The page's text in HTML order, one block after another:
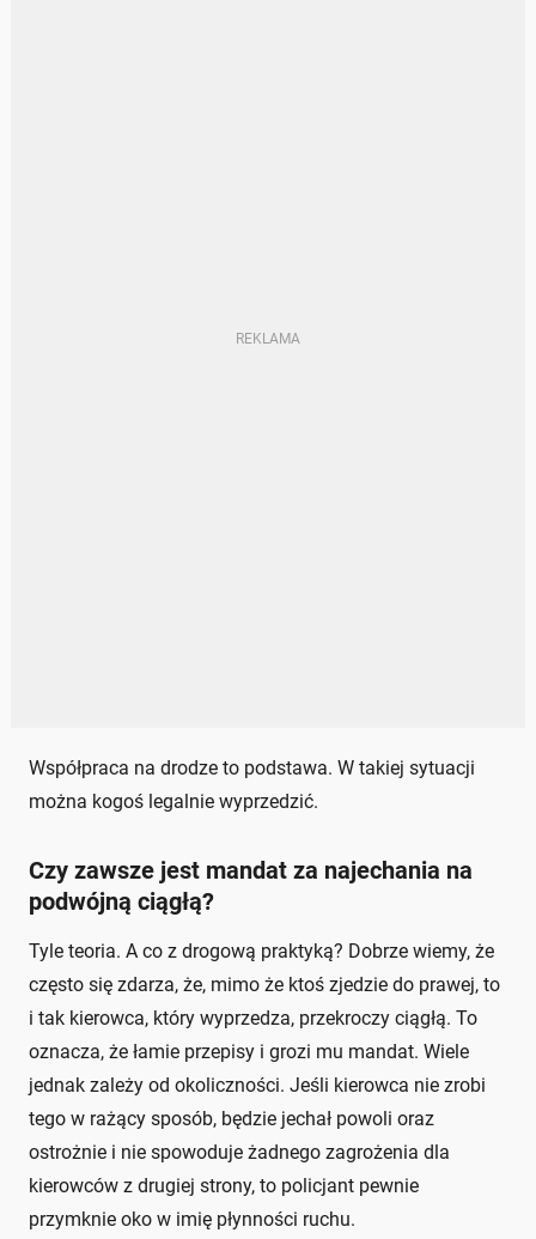
Współpraca na drodze to podstawa. W takiej sytuacji
można kogoś legalnie wyprzedzić.
Czy zawsze jest mandat za najechania na
podwójną ciągłą?
Tyle teoria. A co z drogową praktyką? Dobrze wiemy, że
często się zdarza, że, mimo że ktoś zjedzie do prawej, to
i tak kierowca, który wyprzedza, przekroczy ciągłą. To
oznacza, że łamie przepisy i grozi mu mandat. Wiele
jednak zależy od okoliczności. Jeśli kierowca nie zrobi
tego w rażący sposób, będzie jechał powoli oraz
ostrożnie i nie spowoduje żadnego zagrożenia dla
kierowców z drugiej strony, to policjant pewnie
przymknie oko w imię płynności ruchu.